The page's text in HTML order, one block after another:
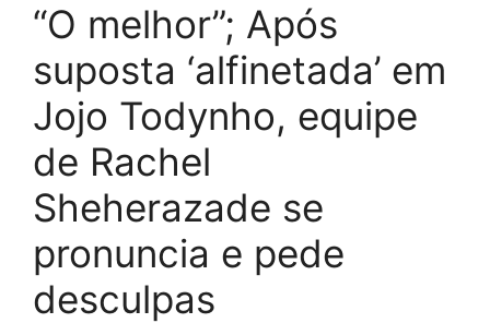
“O melhor”; Após
suposta ‘alfinetada’ em
Jojo Todynho, equipe
de Rachel
Sheherazade se
pronuncia e pede
desculpas